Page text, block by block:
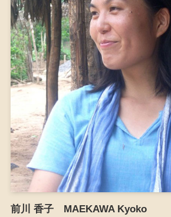
前川 香子 MAEKAWA Kyoko